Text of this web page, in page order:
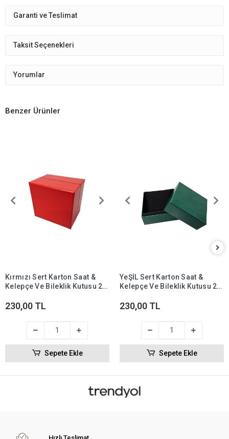
Garanti ve Teslimat
Taksit Seçenekleri
Yorumlar
Benzer Ürünler
Kırmızı Sert Karton Saat &
Kelepçe Ve Bileklik Kutusu 2
230,00 TL
Sepete Ekle
YeŞİL Sert Karton Saat &
Kelepçe Ve Bileklik Kutusu 2
230,00 TL
Sepete Ekle